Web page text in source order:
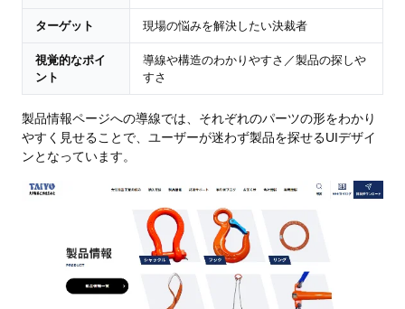
ターゲット 現場の悩みを解決したい決裁者
視覚的なポイ
ント
導線や構造のわかりやすさ／製品の探しや
すさ
製品情報ページへの導線では、それぞれのパーツの形をわかり
やすく見せることで、ユーザーが迷わず製品を探せるUIデザイ
ンとなっています。